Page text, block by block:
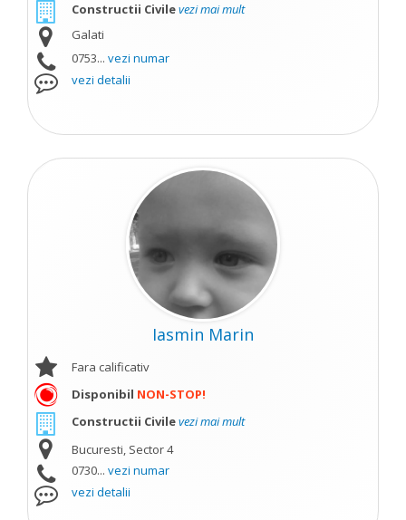
Constructii Civilevezi mai mult
Galati
0753... vezi numar
vezi detalii
Iasmin Marin
Fara calificativ
Disponibil NON-STOP!
Constructii Civilevezi mai mult
Bucuresti, Sector 4
0730... vezi numar
vezi detalii